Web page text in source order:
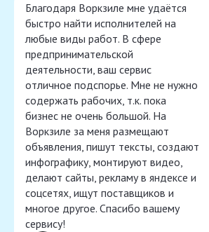
Благодаря Воркзиле мне удаётся
быстро найти исполнителей на
любые виды работ. В сфере
предпринимательской
деятельности, ваш сервис
отличное подспорье. Мне не нужно
содержать рабочих, т.к. пока
бизнес не очень большой. На
Воркзиле за меня размещают
объявления, пишут тексты, создают
инфографику, монтируют видео,
делают сайты, рекламу в яндексе и
соцсетях, ищут поставщиков и
многое другое. Спасибо вашему
сервису!